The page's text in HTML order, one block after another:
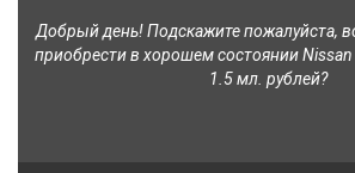
Добрый день! Подскажите пожалуйста,
приобрести в хорошем состоянии Nissan
1.5 мл. рублей?